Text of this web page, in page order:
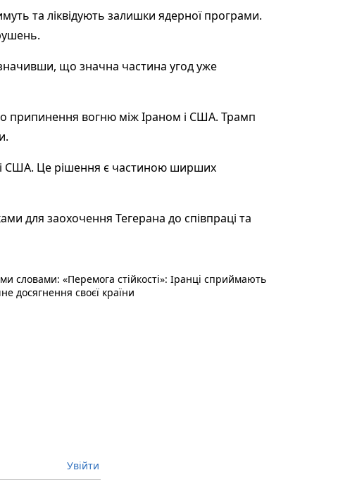
та ліквідують залишки ядерної програми.
що значна частина угод уже
припинення вогню між Іраном і США. Трамп
США. Це рішення є частиною ширших
для заохочення Тегерана до співпраці та
словами: «Перемога стійкості»: Іранці сприймають
досягнення своєї країни
Увійти